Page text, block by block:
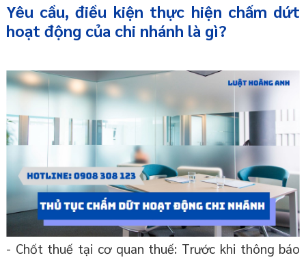
Yêu cầu, điều kiện thực hiện chấm dứt
hoạt động của chi nhánh là gì?
- Chốt thuế tại cơ quan thuế: Trước khi thông báo